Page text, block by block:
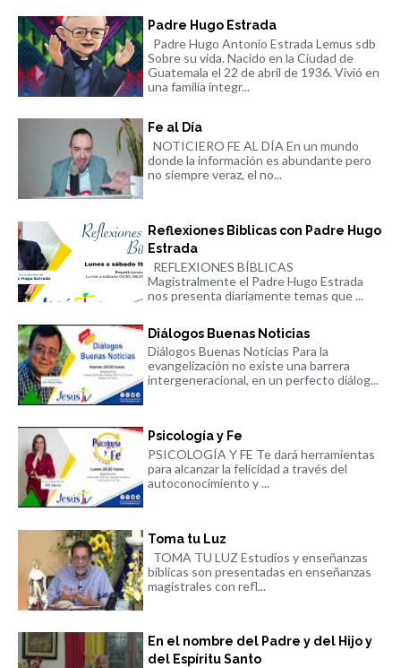
Padre Hugo Estrada
Padre Hugo Antonio Estrada Lemus sdb
Sobre su vida. Nacido en la Ciudad de
Guatemala el 22 de abril de 1936. Vivió en
una familia integr...
Fe al Día
NOTICIERO FE AL DÍA En un mundo
donde la información es abundante pero
no siempre veraz, el no...
Reflexiones Biblicas con Padre Hugo
Estrada
REFLEXIONES BÍBLICAS
Magistralmente el Padre Hugo Estrada
nos presenta diariamente temas que ...
Diálogos Buenas Noticias
Diálogos Buenas Noticias Para la
evangelización no existe una barrera
intergeneracional, en un perfecto diálog...
Psicología y Fe
PSICOLOGÍA Y FE Te dará herramientas
para alcanzar la felicidad a través del
autoconocimiento y ...
Toma tu Luz
TOMA TU LUZ Estudios y enseñanzas
bíblicas son presentadas en enseñanzas
magistrales con refl...
En el nombre del Padre y del Hijo y
del Espíritu Santo